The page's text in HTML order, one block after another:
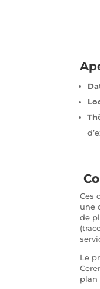
Ces
une
de
Le
plan